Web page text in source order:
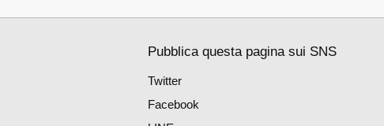
Pubblica questa pagina sui SNS
Twitter
Facebook